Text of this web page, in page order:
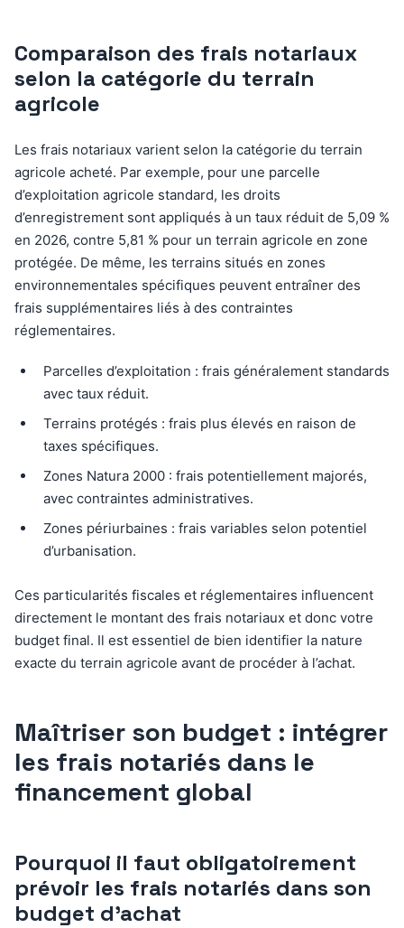
Comparaison des frais notariaux
selon la catégorie du terrain
agricole
Les frais notariaux varient selon la catégorie du terrain
agricole acheté. Par exemple, pour une parcelle
d’exploitation agricole standard, les droits
d’enregistrement sont appliqués à un taux réduit de 5,09 %
en 2026, contre 5,81 % pour un terrain agricole en zone
protégée. De même, les terrains situés en zones
environnementales spécifiques peuvent entraîner des
frais supplémentaires liés à des contraintes
réglementaires.
Parcelles d’exploitation : frais généralement standards
avec taux réduit.
Terrains protégés : frais plus élevés en raison de
taxes spécifiques.
Zones Natura 2000 : frais potentiellement majorés,
avec contraintes administratives.
Zones périurbaines : frais variables selon potentiel
d’urbanisation.
Ces particularités fiscales et réglementaires influencent
directement le montant des frais notariaux et donc votre
budget final. Il est essentiel de bien identifier la nature
exacte du terrain agricole avant de procéder à l’achat.
Maîtriser son budget : intégrer
les frais notariés dans le
financement global
Pourquoi il faut obligatoirement
prévoir les frais notariés dans son
budget d’achat